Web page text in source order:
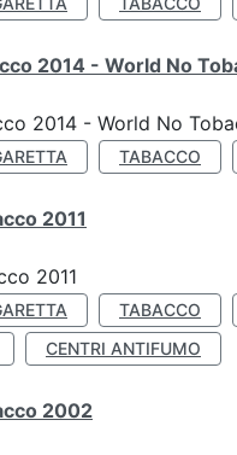
2014 - World No
2014 - World No
TABACCO
2011
2011
TABACCO
CENTRI ANTIFUMO
2002